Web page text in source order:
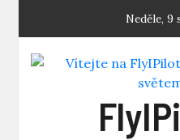
Neděle, 9